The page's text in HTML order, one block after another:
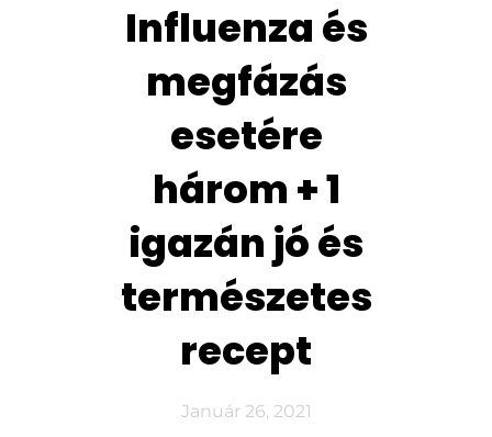
Influenza és
megfázás
esetére
három + 1
igazán jó és
természetes
recept
Január 26, 2021